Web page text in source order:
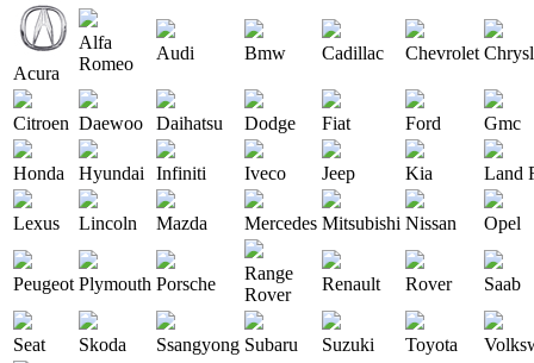
Acura
Alfa
Romeo
Audi Bmw Cadillac Chevrolet
Citroen Daewoo Daihatsu Dodge Fiat Ford Gmc
Honda Hyundai Infiniti Iveco Jeep Kia Land
Lexus Lincoln Mazda Mercedes Mitsubishi Nissan Opel
Peugeot Plymouth Porsche
Range
Rover
Renault Rover Saab
Seat Skoda Ssangyong Subaru Suzuki Toyota